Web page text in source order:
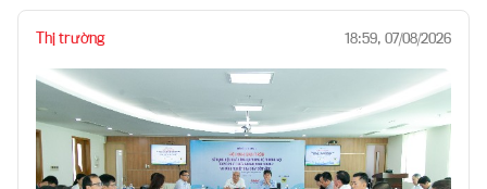
Thị trường 18:59, 07/08/2026